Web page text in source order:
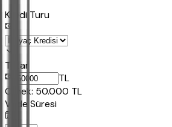
Kredi Turu
Tutar
TL
Ornek: 50.000 TL
Vade Süresi